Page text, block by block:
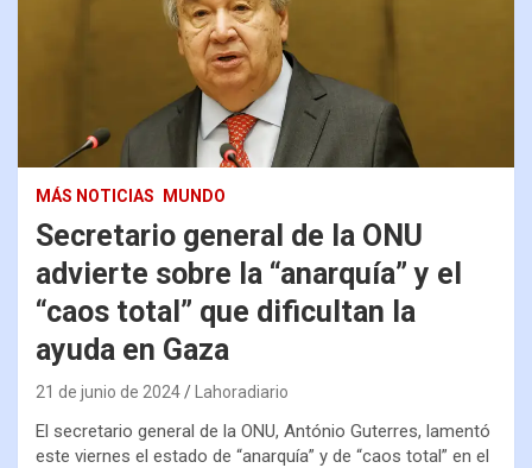
MÁS NOTICIAS MUNDO
Secretario general de la ONU
advierte sobre la “anarquía” y el
“caos total” que dificultan la
ayuda en Gaza
21 de junio de 2024 Lahoradiario
El secretario general de la ONU, António Guterres, lamentó
este viernes el estado de “anarquía” y de “caos total” en el